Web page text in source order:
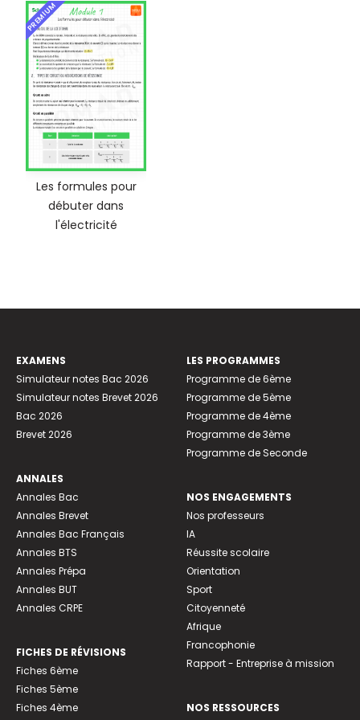
PREMIUM
Les formules pour
débuter dans
l'électricité
EXAMENS
Simulateur notes Bac 2026
Simulateur notes Brevet 2026
Bac 2026
Brevet 2026
ANNALES
Annales Bac
Annales Brevet
Annales Bac Français
Annales BTS
Annales Prépa
Annales BUT
Annales CRPE
FICHES DE RÉVISIONS
Fiches 6ème
Fiches 5ème
Fiches 4ème
LES PROGRAMMES
Programme de 6ème
Programme de 5ème
Programme de 4ème
Programme de 3ème
Programme de Seconde
NOS ENGAGEMENTS
Nos professeurs
IA
Réussite scolaire
Orientation
Sport
Citoyenneté
Afrique
Francophonie
Rapport - Entreprise à mission
NOS RESSOURCES